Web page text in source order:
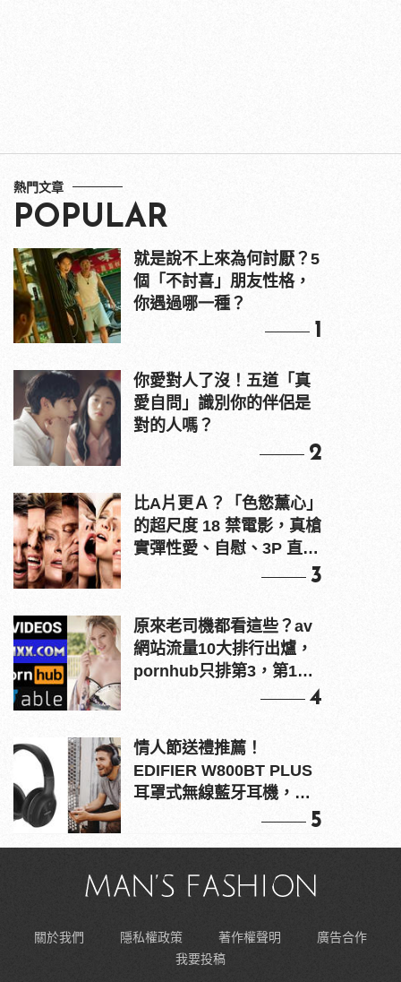
熱門文章
POPULAR
就是說不上來為何討厭？5
個「不討喜」朋友性格，
你遇過哪一種？
1
你愛對人了沒！五道「真
愛自問」識別你的伴侶是
對的人嗎？
2
比A片更Ａ？「色慾薰心」
的超尺度 18 禁電影，真槍
實彈性愛、自慰、3P 直接
3
原來老司機都看這些？av
網站流量10大排行出爐，
pornhub只排第3，第1名
4
情人節送禮推薦！
EDIFIER W800BT PLUS
耳罩式無線藍牙耳機，在
5
關於我們 隱私權政策 著作權聲明
廣告合作
我要投稿